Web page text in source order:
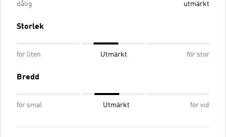
dålig utmärkt
Storlek
för liten Utmärkt för stor
Bredd
för smal Utmärkt för vid